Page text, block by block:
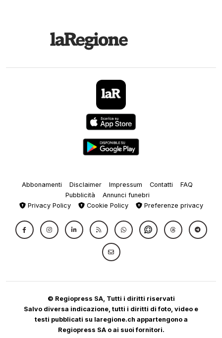
Abbonamenti Disclaimer Impressum Contatti
FAQ
Pubblicità
Annunci funebri
Privacy Policy
Cookie Policy Preferenze privacy
© Regiopress SA, Tutti i diritti riservati
Salvo diversa indicazione, tutti i diritti di foto, video e
testi pubblicati su laregione.ch appartengono a
Regiopress SA o ai suoi fornitori.